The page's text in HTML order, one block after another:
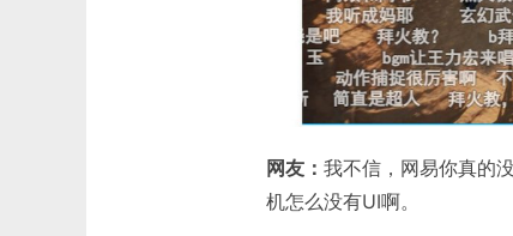
网友： 我不信，网易你真的
机怎么没有UI啊。